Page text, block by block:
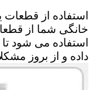
استفاده از قطعات
خانگی شما از
استفاده می شود
داده و از بروز